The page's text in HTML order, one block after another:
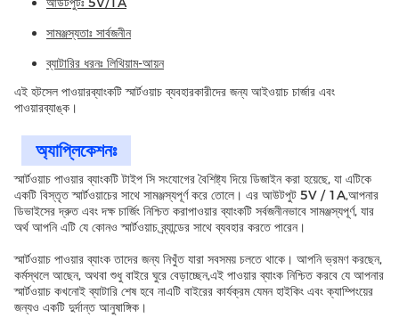
সামঞ্জস্যতাঃ সার্বজনীন
ব্যাটারির ধরনঃ লিথিয়াম-আয়ন
এই হটসেল পাওয়ারব্যাংকটি স্মার্টওয়াচ ব্যবহারকারীদের জন্য আইওয়াচ চার্জার এবং
পাওয়ারব্যাঙ্ক।
অ্যাপ্লিকেশনঃ
স্মার্টওয়াচ পাওয়ার ব্যাংকটি টাইপ সি সংযোগের বৈশিষ্ট্য দিয়ে ডিজাইন করা হয়েছে, যা এটিকে
একটি বিস্তৃত স্মার্টওয়াচের সাথে সামঞ্জস্যপূর্ণ করে তোলে। এর আউটপুট 5V / 1A,আপনার
ডিভাইসের দ্রুত এবং দক্ষ চার্জিং নিশ্চিত করাপাওয়ার ব্যাংকটি সর্বজনীনভাবে সামঞ্জস্যপূর্ণ, যার
অর্থ আপনি এটি যে কোনও স্মার্টওয়াচ ব্র্যান্ডের সাথে ব্যবহার করতে পারেন।
স্মার্টওয়াচ পাওয়ার ব্যাংক তাদের জন্য নিখুঁত যারা সবসময় চলতে থাকে। আপনি ভ্রমণ করছেন,
কর্মস্থলে আছেন, অথবা শুধু বাইরে ঘুরে বেড়াচ্ছেন,এই পাওয়ার ব্যাংক নিশ্চিত করবে যে আপনার
স্মার্টওয়াচ কখনোই ব্যাটারি শেষ হবে নাএটি বাইরের কার্যক্রম যেমন হাইকিং এবং ক্যাম্পিংয়ের
জন্যও একটি দুর্দান্ত আনুষাঙ্গিক।